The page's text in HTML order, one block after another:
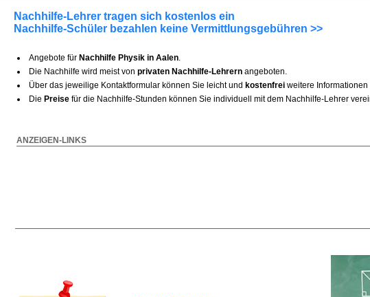
Nachhilfe-Lehrer tragen sich kostenlos ein
Nachhilfe-Schüler bezahlen keine Vermittlungsgebühren >>
Angebote für Nachhilfe Physik in Aalen.
Die Nachhilfe wird meist von privaten Nachhilfe-Lehrern angeboten.
Über das jeweilige Kontaktformular können Sie leicht und kostenfrei weitere
Die Preise für die Nachhilfe-Stunden können Sie individuell mit dem Nachhilfe-Lehrer
ANZEIGEN-LINKS